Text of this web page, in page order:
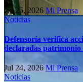
Jul 25, 2026 Mi Prensa
Noticias
Defensoría verifica
declaradas patrimonio
Jul 24, 2026Mi Prensa
Noticias